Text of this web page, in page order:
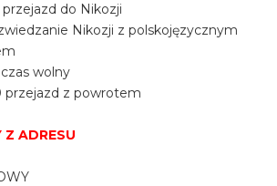
do Nikozji
Nikozji z polskojęzycznym
wolny
przejazd z powrotem
Z ADRESU